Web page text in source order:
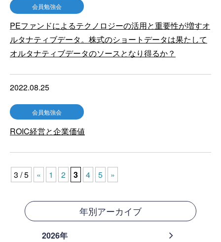
会員勉強会
PEファンドによるテクノロジーの活用と重要性が増すオ
ルタナティブデータ。株式のショートデータは果たして
オルタナティブデータのソースとなり得るか？
2022.08.25
会員勉強会
ROIC経営と企業価値
3 / 5 « 1 2 3 4 5 »
年別アーカイブ
2026年